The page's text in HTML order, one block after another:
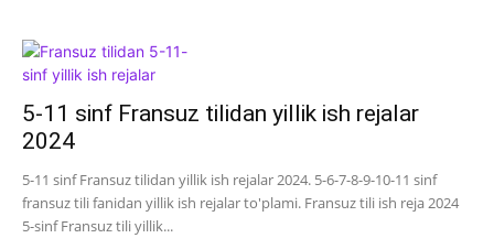
5-11 sinf Fransuz tilidan yillik ish rejalar
2024
5-11 sinf Fransuz tilidan yillik ish rejalar 2024. 5-6-7-8-9-10-11 sinf
fransuz tili fanidan yillik ish rejalar to'plami. Fransuz tili ish reja 2024
5-sinf Fransuz tili yillik...